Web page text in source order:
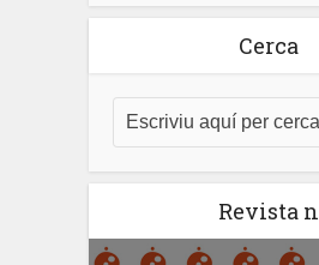
Cerca
Revista n